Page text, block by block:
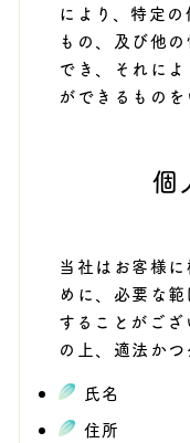
により、特定
もの、及び他
でき、それに
ができるものを
個
当社はお客様
めに、必要な
することがご
の上、適法かつ
氏名
住所